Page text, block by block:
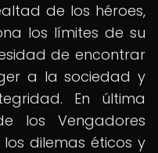
de los héroes,
los límites de su
de encontrar
a la sociedad y
En última
los Vengadores
dilemas éticos y